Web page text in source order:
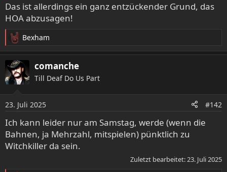
Das ist allerdings ein ganz entzückender Grund, das
HOA abzusagen!
R
e
a
k
t
n
e
n
:
Bexham
comanche
Till Deaf Do Us Part
23. Juli 2025 #142
Ich kann leider nur am Samstag, werde (wenn die
Bahnen, ja Mehrzahl, mitspielen) pünktlich zu
Witchkiller da sein.
Zuletzt bearbeitet:23. Juli 2025